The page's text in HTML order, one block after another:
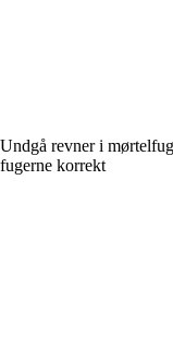
Undgå revner i
fugerne korrekt